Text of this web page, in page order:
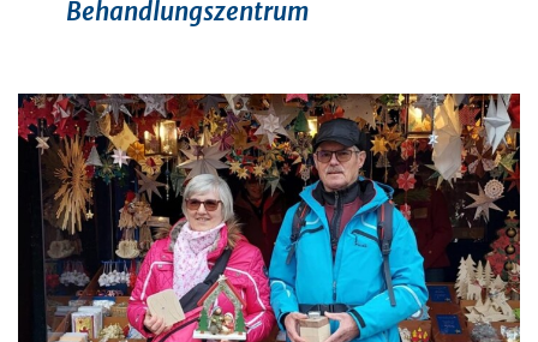
Behandlungszentrum